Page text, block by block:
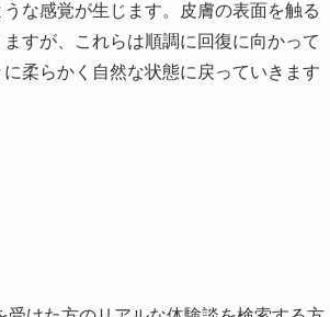
な感覚が生じます。皮膚の表面を触る
すが、これらは順調に回復に向かって
柔らかく自然な状態に戻っていきます